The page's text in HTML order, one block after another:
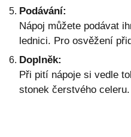
Podávání:
Nápoj můžete podávat
lednici. Pro osvěžení
Doplněk:
Při pití nápoje si vedle
stonek čerstvého celeru.